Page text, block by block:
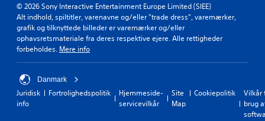
© 2026 Sony Interactive Entertainment Europe Limited (SIEE)
Alt indhold, spiltitler, varenavne og/eller "trade dress", varemærker,
grafik og tilknyttede billeder er varemærker og/eller
ophavsretsmateriale fra deres respektive ejere. Alle rettigheder
forbeholdes. Mere info
Danmark
Juridisk
info
Fortrolighedspolitik
Hjemmeside-
servicevilkår
Site
Map
Cookiepolitik
Vilkår
brug